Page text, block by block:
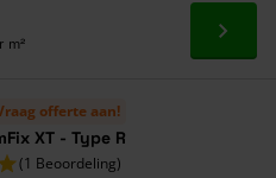
m² Ga
offerte aan!
XT - Type R
(1 Beoordeling)